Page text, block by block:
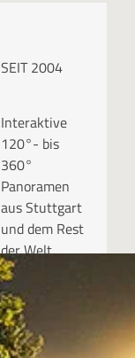
SEIT 2004
Interaktive
120°- bis
360°
Panoramen
aus Stuttgart
und dem Rest
der Welt.
RUBRIKEN